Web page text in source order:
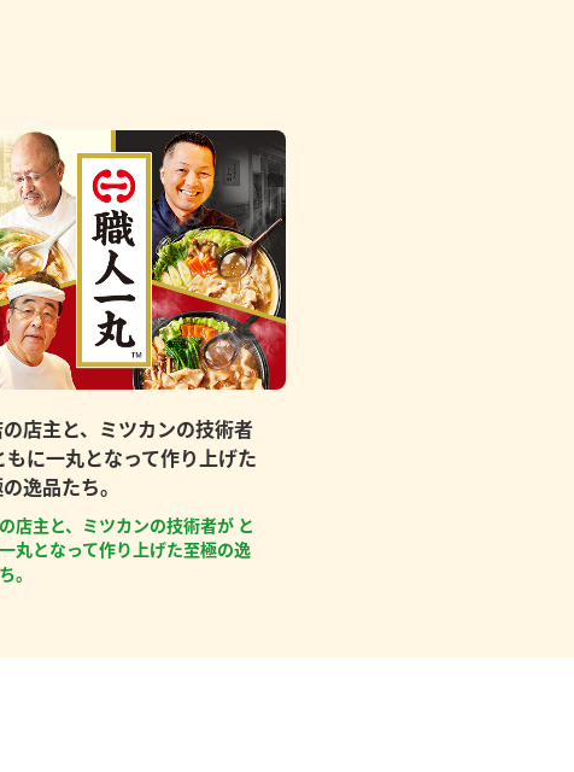
店主と、ミツカンの技術者
もに一丸となって作り上げた
逸品たち。
店主と、ミツカンの技術者が と
丸となって作り上げた至極の逸
。